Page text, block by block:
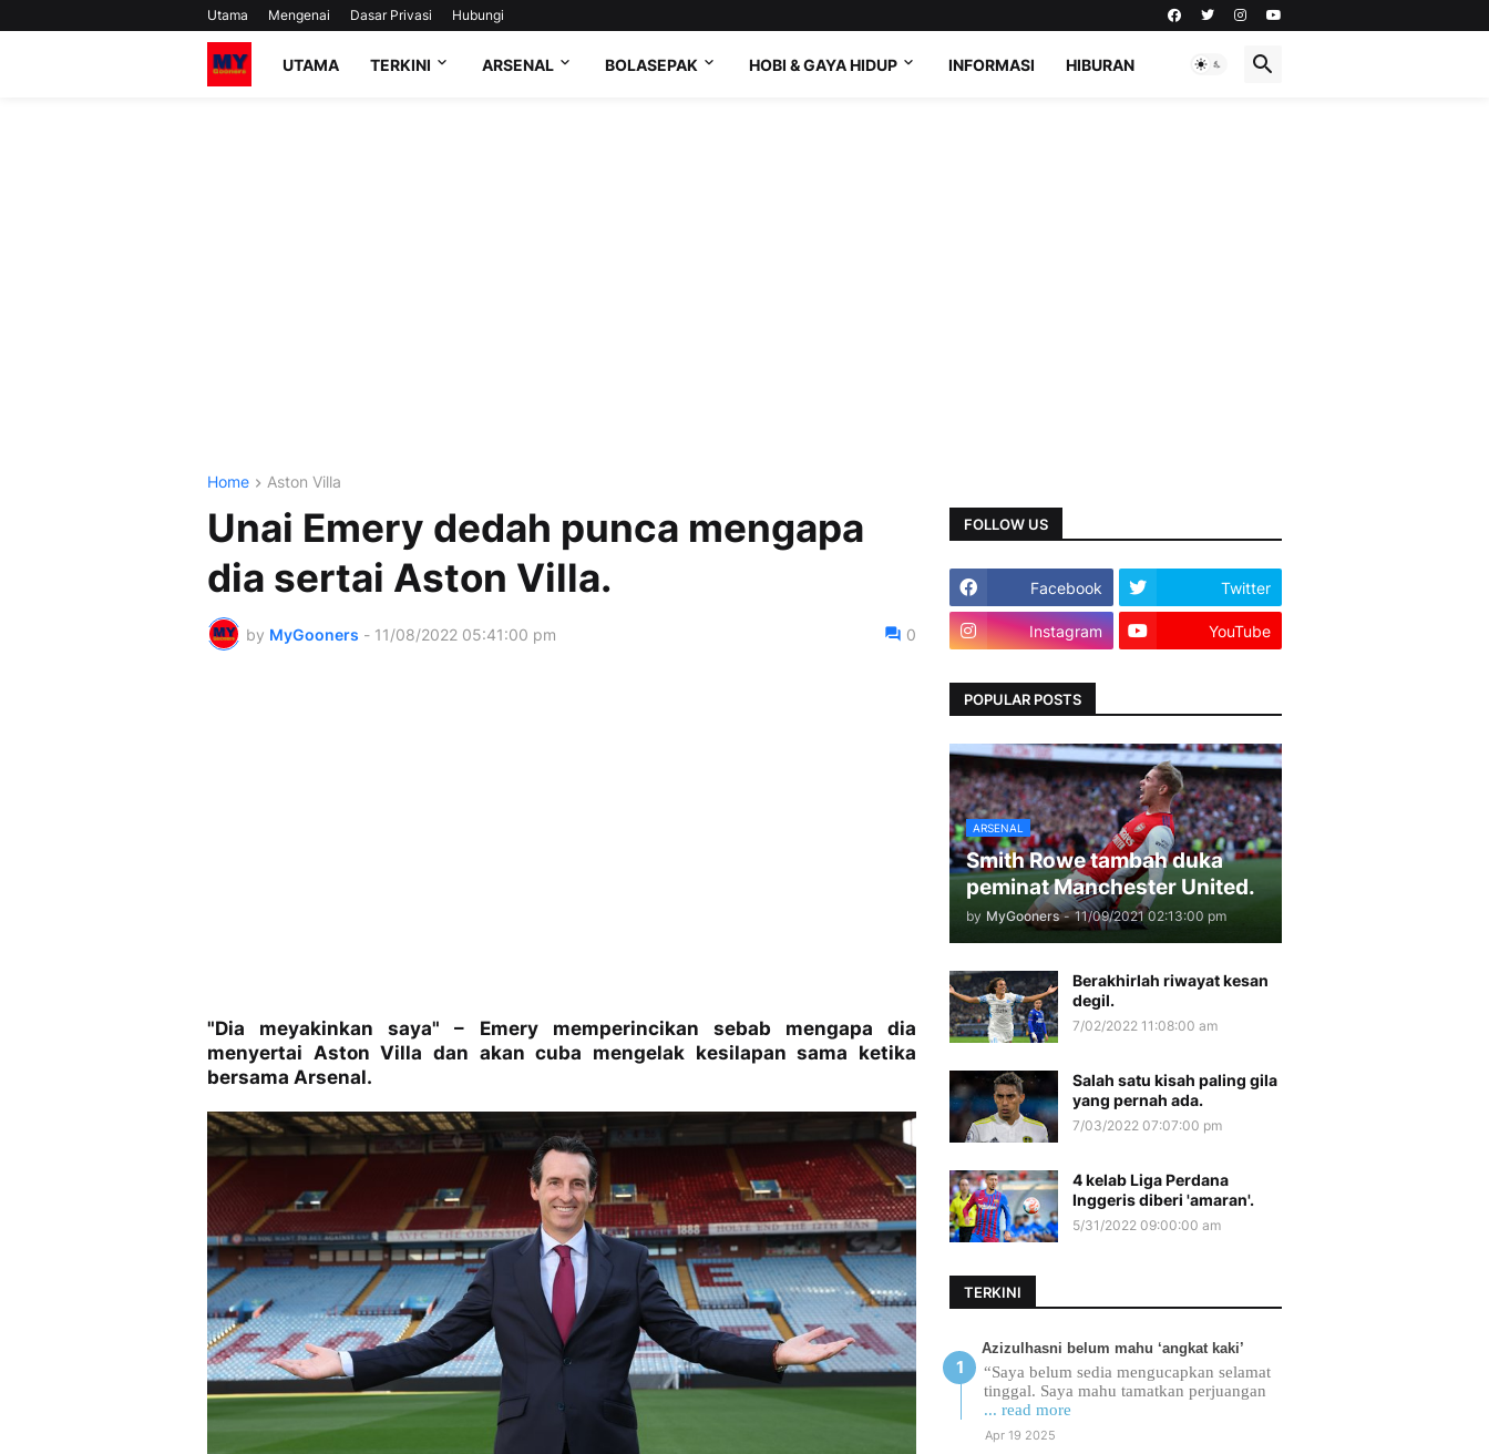
Utama Mengenai Dasar Privasi Hubungi
UTAMA TERKINI ARSENAL BOLASEPAK HOBI & GAYA HIDUP INFORMASI HIBURAN
Home Aston Villa
Unai Emery dedah punca mengapa
dia sertai Aston Villa.
by MyGooners - 11/08/2022 05:41:00 pm 0
"Dia meyakinkan saya" – Emery memperincikan sebab mengapa dia
menyertai Aston Villa dan akan cuba mengelak kesilapan sama ketika
bersama Arsenal.
FOLLOW US
Facebook Twitter
Instagram YouTube
POPULAR POSTS
ARSENAL
Smith Rowe tambah duka
peminat Manchester United.
by MyGooners - 11/09/2021 02:13:00 pm
Berakhirlah riwayat kesan
degil.
7/02/2022 11:08:00 am
Salah satu kisah paling gila
yang pernah ada.
7/03/2022 07:07:00 pm
4 kelab Liga Perdana
Inggeris diberi 'amaran'.
5/31/2022 09:00:00 am
TERKINI
Azizulhasni belum mahu ‘angkat kaki’
“Saya belum sedia mengucapkan selamat
tinggal. Saya mahu tamatkan perjuangan
... read more
Apr 19 2025